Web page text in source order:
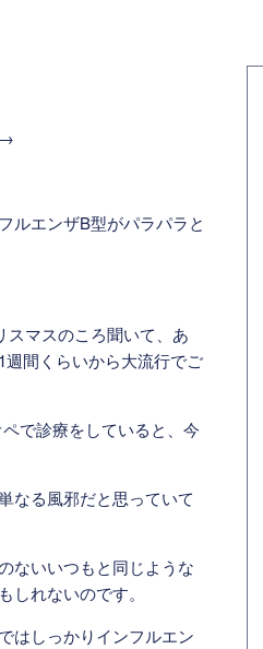
→
ルエンザB型がパラパラと
スマスのころ聞いて、あ
間くらいから大流行でご
で診療をしていると、今
なる風邪だと思っていて
ないいつもと同じような
れないのです。
はしっかりインフルエン